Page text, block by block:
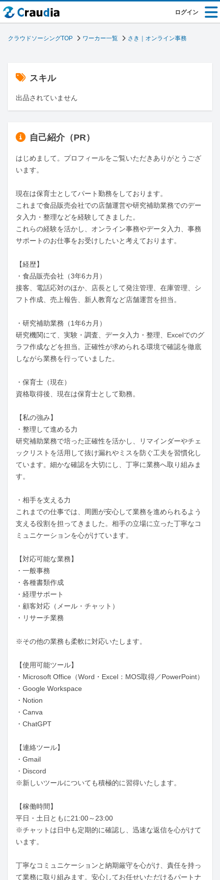
ログイン
クラウドソーシングTOP ワーカー一覧 さき｜オンライン事務
スキル
出品されていません
自己紹介（PR）
はじめまして。プロフィールをご覧いただきありがとうござ
います。
現在は保育士としてパート勤務をしております。
これまで食品販売会社での店舗運営や研究補助業務でのデー
タ入力・整理などを経験してきました。
これらの経験を活かし、オンライン事務やデータ入力、事務
サポートのお仕事をお受けしたいと考えております。
【経歴】
・食品販売会社（3年6カ月）
接客、電話応対のほか、店長として発注管理、在庫管理、シ
フト作成、売上報告、新人教育など店舗運営を担当。
・研究補助業務（1年6カ月）
研究機関にて、実験・調査、データ入力・整理、Excelでのグ
ラフ作成などを担当。正確性が求められる環境で確認を徹底
しながら業務を行っていました。
・保育士（現在）
資格取得後、現在は保育士として勤務。
【私の強み】
・整理して進める力
研究補助業務で培った正確性を活かし、リマインダーやチェ
ックリストを活用して抜け漏れやミスを防ぐ工夫を習慣化し
ています。細かな確認を大切にし、丁寧に業務へ取り組みま
す。
・相手を支える力
これまでの仕事では、周囲が安心して業務を進められるよう
支える役割を担ってきました。相手の立場に立った丁寧なコ
ミュニケーションを心がけています。
【対応可能な業務】
・一般事務
・各種書類作成
・経理サポート
・顧客対応（メール・チャット）
・リサーチ業務
※その他の業務も柔軟に対応いたします。
【使用可能ツール】
・Microsoft Office（Word・Excel：MOS取得／PowerPoint）
・Google Workspace
・Notion
・Canva
・ChatGPT
【連絡ツール】
・Gmail
・Discord
※新しいツールについても積極的に習得いたします。
【稼働時間】
平日・土日ともに21:00～23:00
※チャットは日中も定期的に確認し、迅速な返信を心がけて
います。
丁寧なコミュニケーションと納期厳守を心がけ、責任を持っ
て業務に取り組みます。安心してお任せいただけるパートナ